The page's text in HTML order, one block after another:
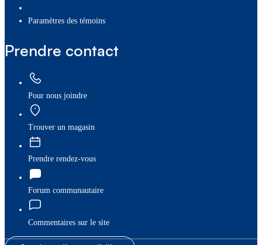
paramètres des témoins
Prendre contact
Pour nous joindre
Trouver un magasin
Prendre rendez-vous
Forum communautaire
Commentaires sur le site